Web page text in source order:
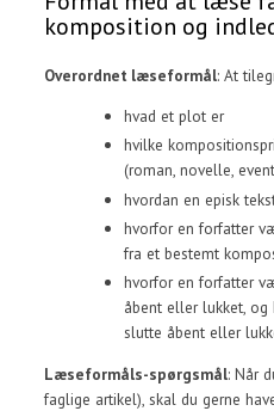
komposition og
Overordnet læseformål: At
hvad et plot er
hvilke
(roman, novelle,
hvordan en episk
hvorfor en forfatter
fra et bestemt
hvorfor en forfatter
åbent eller lukket,
slutte åbent eller
Læseformåls-spørgsmål: Når
faglige artikel), skal du gerne